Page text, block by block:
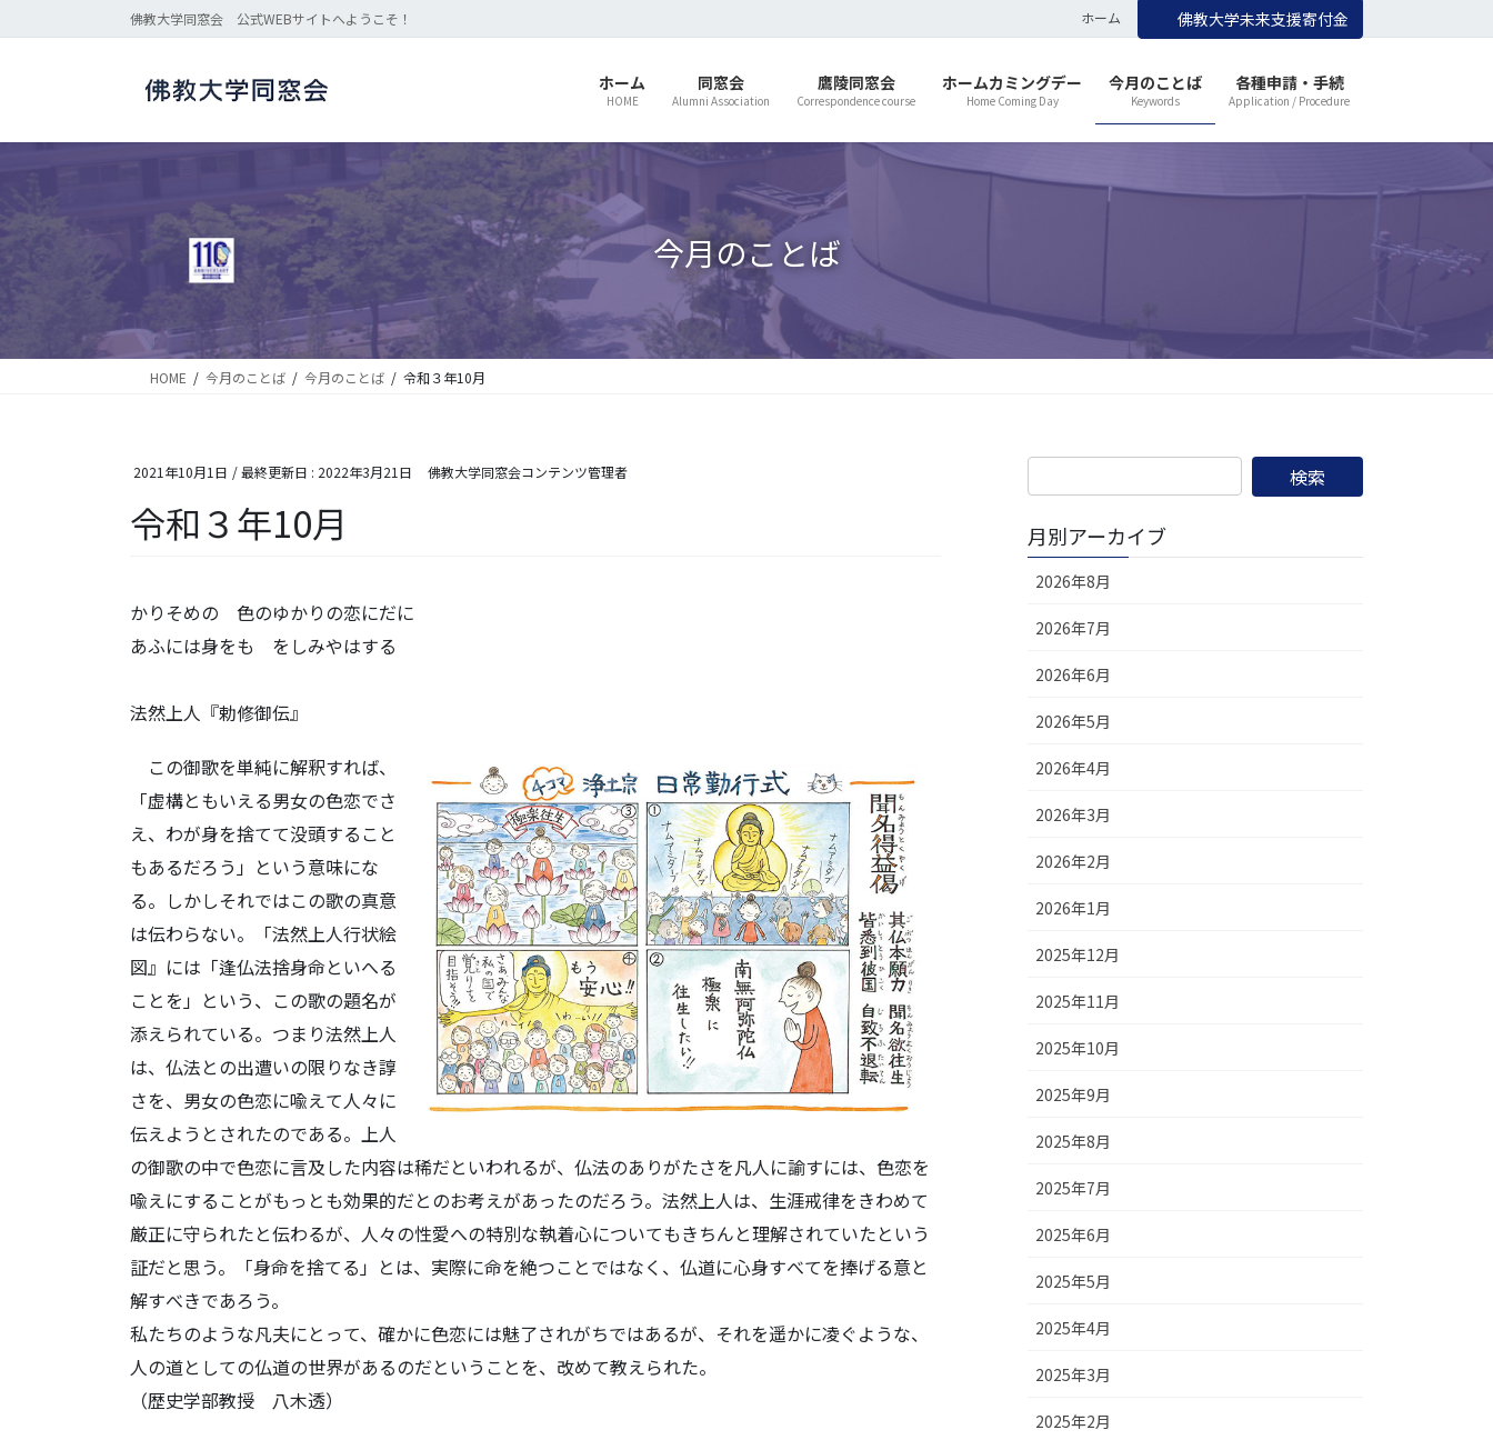
ン
に
ビ
ョ
移
動
佛教大学同窓会 公式WEBサイトへようこそ！ ホーム 佛教大学未来支援寄付金
ホーム
HOME
同窓会
Alumni Association
鷹陵同窓会
Correspondence course
ホームカミングデー
Home Coming Day
今月のことば
Keywords
各種申請・手続
Application / Procedure
今月のことば
HOME 今月のことば 今月のことば 令和３年10月
2021年10月1日 / 最終更新日 : 2022年3月21日 佛教大学同窓会コンテンツ管理者
令和３年10月
かりそめの 色のゆかりの恋にだに
あふには身をも をしみやはする
法然上人『勅修御伝』
この御歌を単純に解釈すれば、
「虚構ともいえる男女の色恋でさ
え、わが身を捨てて没頭すること
もあるだろう」という意味にな
る。しかしそれではこの歌の真意
は伝わらない。「法然上人行状絵
図』には「逢仏法捨身命といへる
ことを」という、この歌の題名が
添えられている。つまり法然上人
は、仏法との出遭いの限りなき諄
さを、男女の色恋に喩えて人々に
伝えようとされたのである。上人
の御歌の中で色恋に言及した内容は稀だといわれるが、仏法のありがたさを凡人に諭すには、色恋を
喩えにすることがもっとも効果的だとのお考えがあったのだろう。法然上人は、生涯戒律をきわめて
厳正に守られたと伝わるが、人々の性愛への特別な執着心についてもきちんと理解されていたという
証だと思う。「身命を捨てる」とは、実際に命を絶つことではなく、仏道に心身すべてを捧げる意と
解すべきであろう。
私たちのような凡夫にとって、確かに色恋には魅了されがちではあるが、それを遥かに凌ぐような、
人の道としての仏道の世界があるのだということを、改めて教えられた。
（歴史学部教授 八木透）
月別アーカイブ
2026年8月
2026年7月
2026年6月
2026年5月
2026年4月
2026年3月
2026年2月
2026年1月
2025年12月
2025年11月
2025年10月
2025年9月
2025年8月
2025年7月
2025年6月
2025年5月
2025年4月
2025年3月
2025年2月